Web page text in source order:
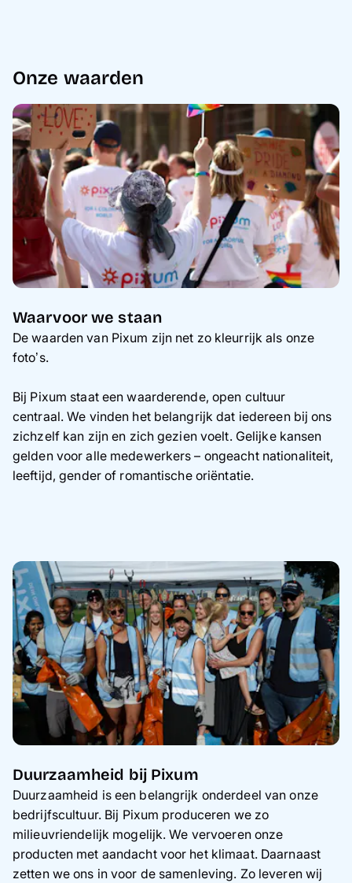
Onze waarden
Waarvoor we staan
De waarden van Pixum zijn net zo kleurrijk als onze
foto’s.
Bij Pixum staat een waarderende, open cultuur
centraal. We vinden het belangrijk dat iedereen bij ons
zichzelf kan zijn en zich gezien voelt. Gelijke kansen
gelden voor alle medewerkers – ongeacht nationaliteit,
leeftijd, gender of romantische oriëntatie.
Duurzaamheid bij Pixum
Duurzaamheid is een belangrijk onderdeel van onze
bedrijfscultuur. Bij Pixum produceren we zo
milieuvriendelijk mogelijk. We vervoeren onze
producten met aandacht voor het klimaat. Daarnaast
zetten we ons in voor de samenleving. Zo leveren wij